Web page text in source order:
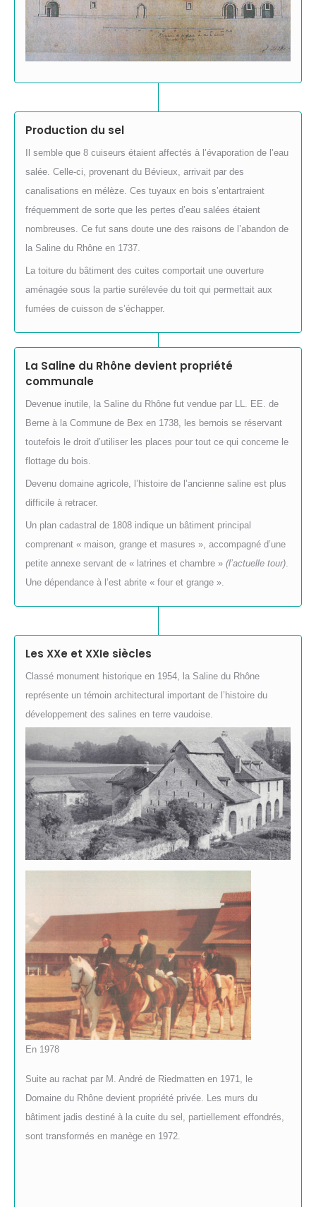
Production du sel
Il semble que 8 cuiseurs étaient affectés à l’évaporation de l’eau
salée. Celle-ci, provenant du Bévieux, arrivait par des
canalisations en mélèze. Ces tuyaux en bois s’entartraient
fréquemment de sorte que les pertes d’eau salées étaient
nombreuses. Ce fut sans doute une des raisons de l’abandon de
la Saline du Rhône en 1737.
La toiture du bâtiment des cuites comportait une ouverture
aménagée sous la partie surélevée du toit qui permettait aux
fumées de cuisson de s’échapper.
La Saline du Rhône devient propriété
communale
Devenue inutile, la Saline du Rhône fut vendue par LL. EE. de
Berne à la Commune de Bex en 1738, les bernois se réservant
toutefois le droit d’utiliser les places pour tout ce qui concerne le
flottage du bois.
Devenu domaine agricole, l’histoire de l’ancienne saline est plus
difficile à retracer.
Un plan cadastral de 1808 indique un bâtiment principal
comprenant « maison, grange et masures », accompagné d’une
petite annexe servant de « latrines et chambre » (l’actuelle tour).
Une dépendance à l’est abrite « four et grange ».
Les XXe et XXIe siècles
Classé monument historique en 1954, la Saline du Rhône
représente un témoin architectural important de l’histoire du
développement des salines en terre vaudoise.
En 1978
Suite au rachat par M. André de Riedmatten en 1971, le
Domaine du Rhône devient propriété privée. Les murs du
bâtiment jadis destiné à la cuite du sel, partiellement effondrés,
sont transformés en manège en 1972.